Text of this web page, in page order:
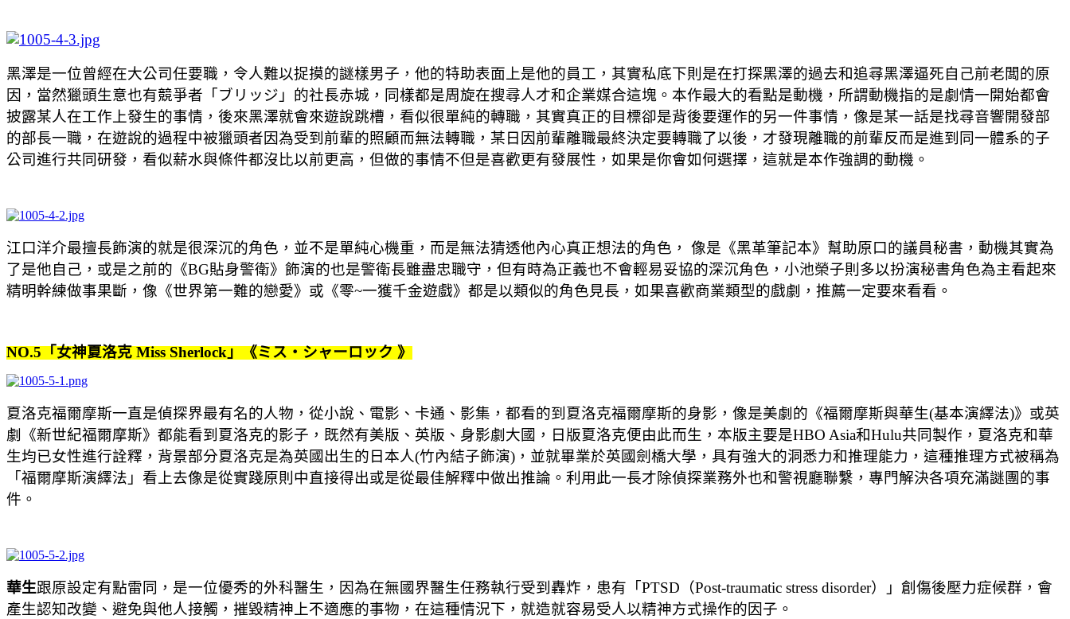
黑澤是一位曾經在大公司任要職，令人難以捉摸的謎樣男子，他的特助表面上是他的員工，其實私底下則是在打探黑澤的過去和追尋黑澤逼死自己前老闆的原
因，當然獵頭生意也有競爭者「ブリッジ」的社長赤城，同樣都是周旋在搜尋人才和企業媒合這塊。本作最大的看點是動機，所謂動機指的是劇情一開始都會
披露某人在工作上發生的事情，後來黑澤就會來遊說跳槽，看似很單純的轉職，其實真正的目標卻是背後要運作的另一件事情，像是某一話是找尋音響開發部
的部長一職，在遊說的過程中被獵頭者因為受到前輩的照顧而無法轉職，某日因前輩離職最終決定要轉職了以後，才發現離職的前輩反而是進到同一體系的子
公司進行共同研發，看似薪水與條件都沒比以前更高，但做的事情不但是喜歡更有發展性，如果是你會如何選擇，這就是本作強調的動機。
江口洋介最擅長飾演的就是很深沉的角色，並不是單純心機重，而是無法猜透他內心真正想法的角色， 像是《黑革筆記本》幫助原口的議員秘書，動機其實為
了是他自己，或是之前的《BG貼身警衛》飾演的也是警衛長雖盡忠職守，但有時為正義也不會輕易妥協的深沉角色，小池榮子則多以扮演秘書角色為主看起來
精明幹練做事果斷，像《世界第一難的戀愛》或《零~一獲千金遊戲》都是以類似的角色見長，如果喜歡商業類型的戲劇，推薦一定要來看看。
NO.5「女神夏洛克 Miss Sherlock」《ミス・シャーロック 》
夏洛克福爾摩斯一直是偵探界最有名的人物，從小說、電影、卡通、影集，都看的到夏洛克福爾摩斯的身影，像是美劇的《福爾摩斯與華生(基本演繹法)》或英
劇《新世紀福爾摩斯》都能看到夏洛克的影子，既然有美版、英版、身影劇大國，日版夏洛克便由此而生，本版主要是HBO Asia和Hulu共同製作，夏洛克和華
生均已女性進行詮釋，背景部分夏洛克是為英國出生的日本人(竹內結子飾演)，並就畢業於英國劍橋大學，具有強大的洞悉力和推理能力，這種推理方式被稱為
「福爾摩斯演繹法」看上去像是從實踐原則中直接得出或是從最佳解釋中做出推論。利用此一長才除偵探業務外也和警視廳聯繫，專門解決各項充滿謎團的事
件。
華生跟原設定有點雷同，是一位優秀的外科醫生，因為在無國界醫生任務執行受到轟炸，患有「PTSD（Post-traumatic stress disorder）」創傷後壓力症候群，會
產生認知改變、避免與他人接觸，摧毀精神上不適應的事物，在這種情況下，就造就容易受人以精神方式操作的因子。